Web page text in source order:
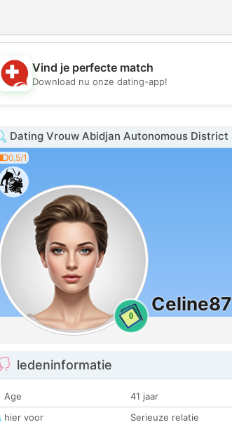
💖
Vind je perfecte match
Download nu onze dating-app!
Dating Vrouw Abidjan Autonomous District
0.5/1
0
Celine87
ledeninformatie
Age
41 jaar
hier voor
Serieuze relatie